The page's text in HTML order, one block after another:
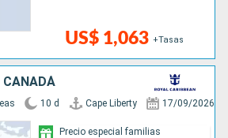
US$ 1,063 +Tasas
CANADÁ
10 d Cape Liberty 17/09/2026
Precio especial familias